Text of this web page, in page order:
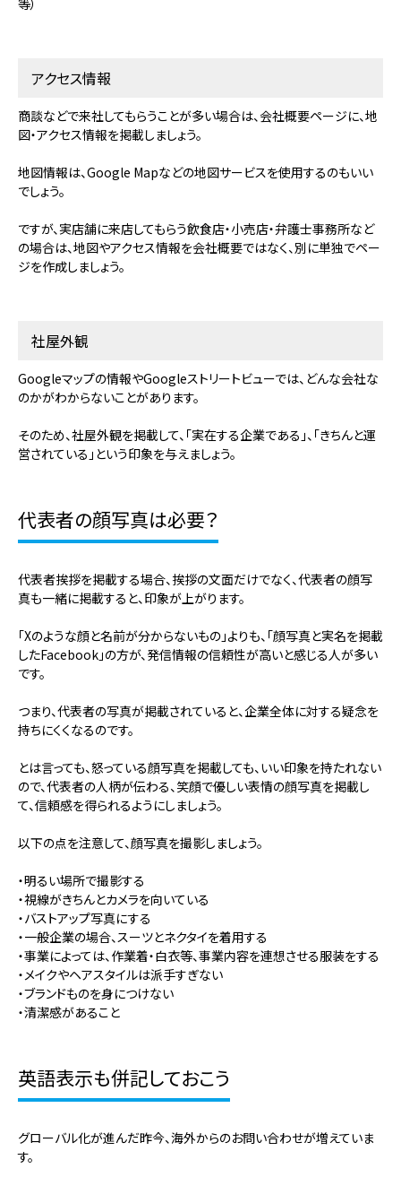
等）
アクセス情報
商談などで来社してもらうことが多い場合は、会社概要ページに、地
図・アクセス情報を掲載しましょう。
地図情報は、Google Mapなどの地図サービスを使用するのもいい
でしょう。
ですが、実店舗に来店してもらう飲食店・小売店・弁護士事務所など
の場合は、地図やアクセス情報を会社概要ではなく、別に単独でペー
ジを作成しましょう。
社屋外観
Googleマップの情報やGoogleストリートビューでは、どんな会社な
のかがわからないことがあります。
そのため、社屋外観を掲載して、「実在する企業である」、「きちんと運
営されている」という印象を与えましょう。
代表者の顔写真は必要？
代表者挨拶を掲載する場合、挨拶の文面だけでなく、代表者の顔写
真も一緒に掲載すると、印象が上がります。
「Xのような顔と名前が分からないもの」よりも、「顔写真と実名を掲載
したFacebook」の方が、発信情報の信頼性が高いと感じる人が多い
です。
つまり、代表者の写真が掲載されていると、企業全体に対する疑念を
持ちにくくなるのです。
とは言っても、怒っている顔写真を掲載しても、いい印象を持たれない
ので、代表者の人柄が伝わる、笑顔で優しい表情の顔写真を掲載し
て、信頼感を得られるようにしましょう。
以下の点を注意して、顔写真を撮影しましょう。
・明るい場所で撮影する
・視線がきちんとカメラを向いている
・バストアップ写真にする
・一般企業の場合、スーツとネクタイを着用する
・事業によっては、作業着・白衣等、事業内容を連想させる服装をする
・メイクやヘアスタイルは派手すぎない
・ブランドものを身につけない
・清潔感があること
英語表示も併記しておこう
グローバル化が進んだ昨今、海外からのお問い合わせが増えていま
す。